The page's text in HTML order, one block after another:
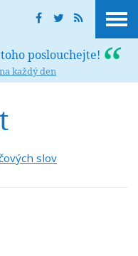
poslouchejte!
každý den
slov